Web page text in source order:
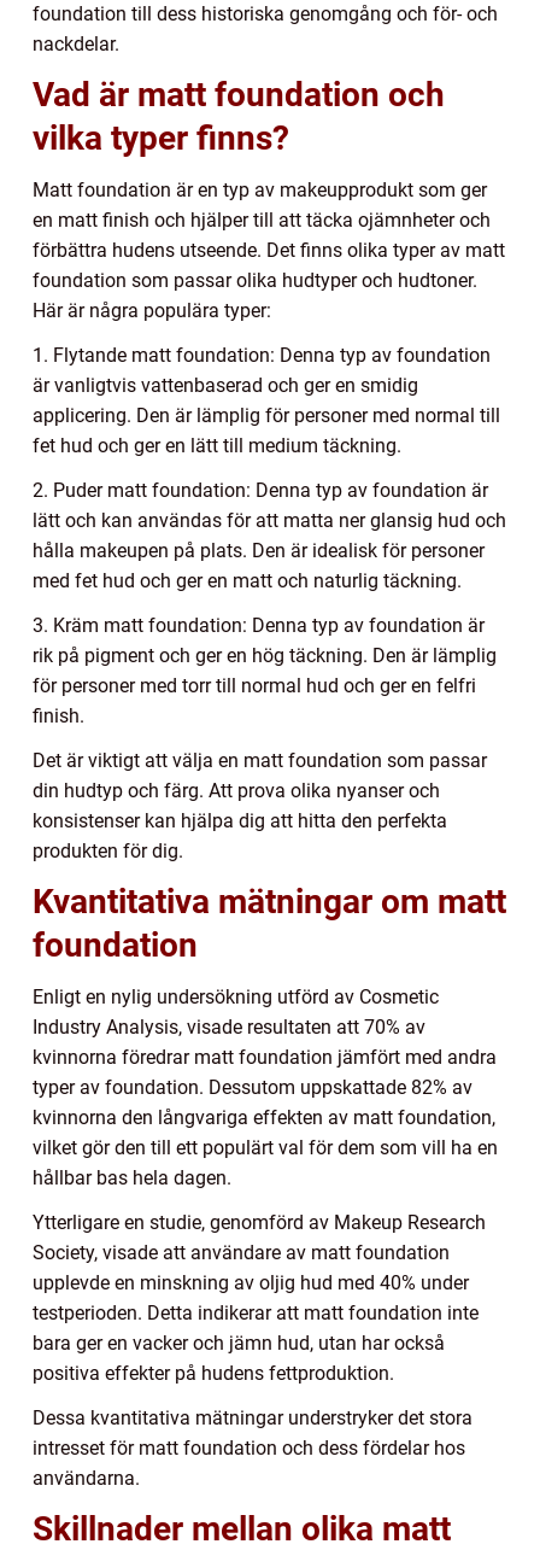
foundation till dess historiska genomgång och för- och
nackdelar.
Vad är matt foundation och
vilka typer finns?
Matt foundation är en typ av makeupprodukt som ger
en matt finish och hjälper till att täcka ojämnheter och
förbättra hudens utseende. Det finns olika typer av matt
foundation som passar olika hudtyper och hudtoner.
Här är några populära typer:
1. Flytande matt foundation: Denna typ av foundation
är vanligtvis vattenbaserad och ger en smidig
applicering. Den är lämplig för personer med normal till
fet hud och ger en lätt till medium täckning.
2. Puder matt foundation: Denna typ av foundation är
lätt och kan användas för att matta ner glansig hud och
hålla makeupen på plats. Den är idealisk för personer
med fet hud och ger en matt och naturlig täckning.
3. Kräm matt foundation: Denna typ av foundation är
rik på pigment och ger en hög täckning. Den är lämplig
för personer med torr till normal hud och ger en felfri
finish.
Det är viktigt att välja en matt foundation som passar
din hudtyp och färg. Att prova olika nyanser och
konsistenser kan hjälpa dig att hitta den perfekta
produkten för dig.
Kvantitativa mätningar om matt
foundation
Enligt en nylig undersökning utförd av Cosmetic
Industry Analysis, visade resultaten att 70% av
kvinnorna föredrar matt foundation jämfört med andra
typer av foundation. Dessutom uppskattade 82% av
kvinnorna den långvariga effekten av matt foundation,
vilket gör den till ett populärt val för dem som vill ha en
hållbar bas hela dagen.
Ytterligare en studie, genomförd av Makeup Research
Society, visade att användare av matt foundation
upplevde en minskning av oljig hud med 40% under
testperioden. Detta indikerar att matt foundation inte
bara ger en vacker och jämn hud, utan har också
positiva effekter på hudens fettproduktion.
Dessa kvantitativa mätningar understryker det stora
intresset för matt foundation och dess fördelar hos
användarna.
Skillnader mellan olika matt